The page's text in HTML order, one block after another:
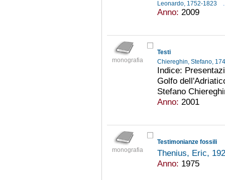
Leonardo, 1752-1823
Anno: 2009
monografia
Testi
Chiereghin, Stefano,
Indice:
Golfo
Stefano
Anno: 2001
monografia
Testimonianze fossili
Thenius, Eric,
Anno: 1975